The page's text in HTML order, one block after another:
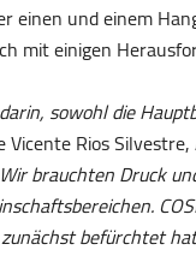
einen und einem
mit einigen
sowohl die
Rios
brauchten Druck
befürchtet